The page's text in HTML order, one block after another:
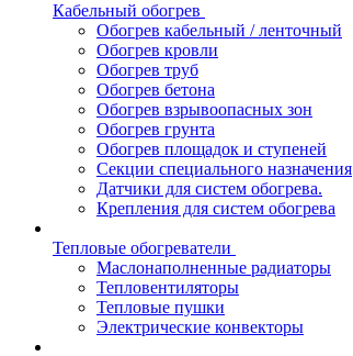
Кабельный обогрев
Обогрев кабельный / ленточный
Обогрев кровли
Обогрев труб
Обогрев бетона
Обогрев взрывоопасных зон
Обогрев грунта
Обогрев площадок и ступеней
Секции специального назначения
Датчики для систем обогрева.
Крепления для систем обогрева
Тепловые обогреватели
Маслонаполненные радиаторы
Тепловентиляторы
Тепловые пушки
Электрические конвекторы